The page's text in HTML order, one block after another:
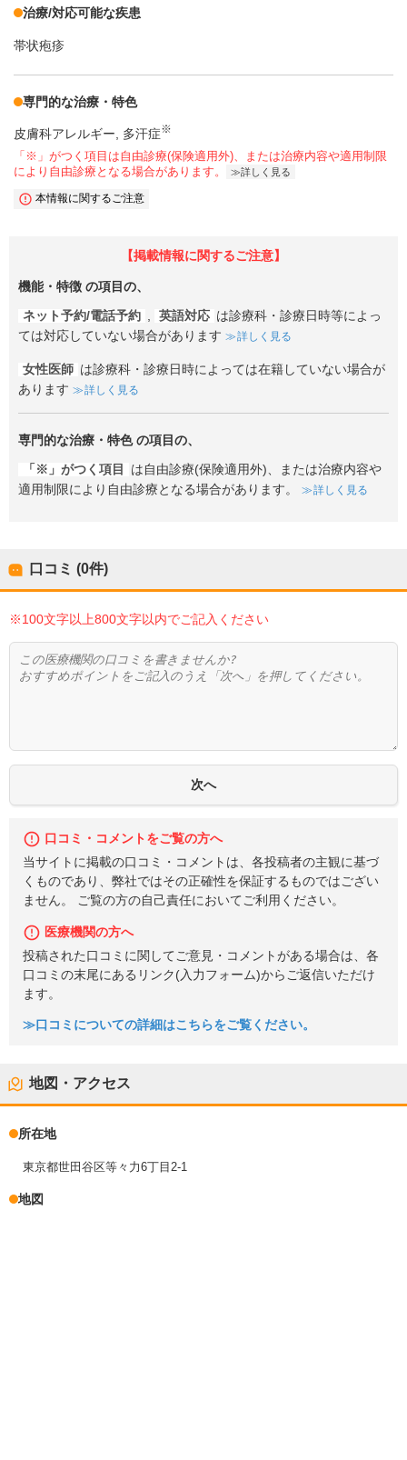
治療/対応可能な疾患
帯状疱疹
専門的な治療・特色
皮膚科アレルギー 多汗症※
「※」がつく項目は自由診療(保険適用外)、または治療内容や適用制限
により自由診療となる場合があります。
詳しく見る
本情報に関するご注意
【掲載情報に関するご注意】
機能・特徴 の項目の、
ネット予約/電話予約 英語対応 は診療科・診療日時等によっ
ては対応していない場合があります
詳しく見る
女性医師 は診療科・診療日時によっては在籍していない場合が
あります
詳しく見る
専門的な治療・特色の項目の、
「※」がつく項目
は自由診療(保険適用外)、または治療内容や
適用制限により自由診療となる場合があります。
詳しく見る
口コミ (0件)
※100文字以上800文字以内でご記入ください
口コミ・コメントをご覧の方へ
当サイトに掲載の口コミ・コメントは、各投稿者の主観に基づ
くものであり、弊社ではその正確性を保証するものではござい
ません。 ご覧の方の自己責任においてご利用ください。
医療機関の方へ
投稿された口コミに関してご意見・コメントがある場合は、各
口コミの末尾にあるリンク(入力フォーム)からご返信いただけ
ます。
≫口コミについての詳細はこちらをご覧ください。
地図・アクセス
所在地
東京都世田谷区等々力6丁目2-1
地図